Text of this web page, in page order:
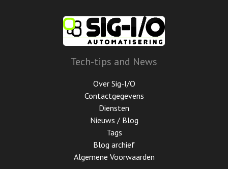
Tech-tips and News
Over Sig-I/O
Contactgegevens
Diensten
Nieuws / Blog
Tags
Blog archief
Algemene Voorwaarden